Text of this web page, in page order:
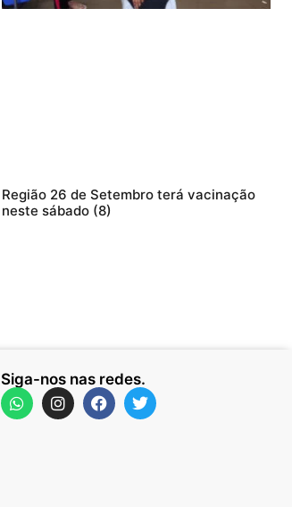
Região 26 de Setembro terá vacinação
neste sábado (8)
Siga-nos nas redes.